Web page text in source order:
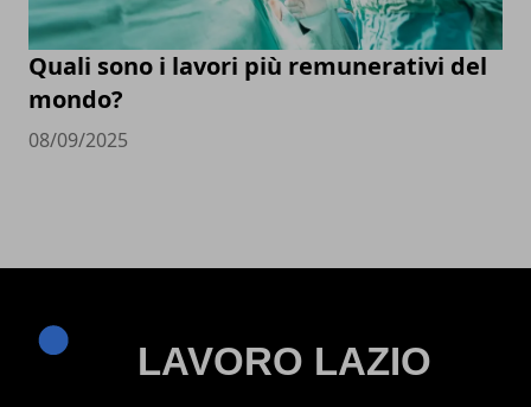
Quali sono i lavori più remunerativi del
mondo?
08/09/2025